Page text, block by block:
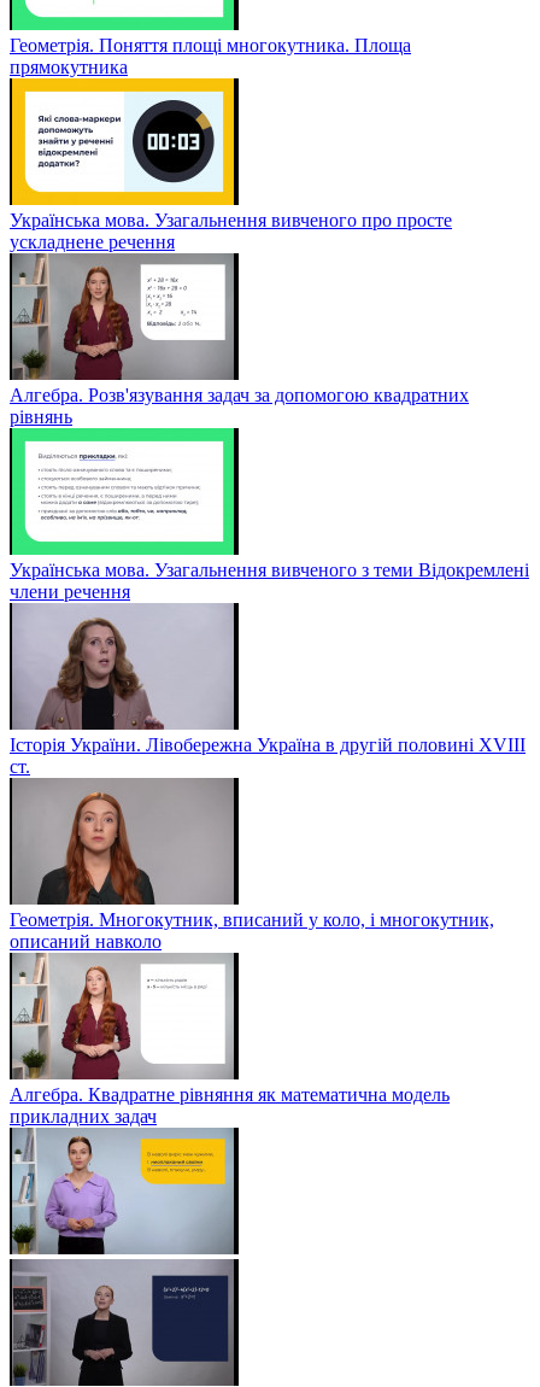
Геометрія. Поняття площі многокутника. Площа
прямокутника
Українська мова. Узагальнення вивченого про просте
ускладнене речення
Алгебра. Розв'язування задач за допомогою квадратних
рівнянь
Українська мова. Узагальнення вивченого з теми Відокремлені
члени речення
Історія України. Лівобережна Україна в другій половині ХVIIІ
ст.
Геометрія. Многокутник, вписаний у коло, і многокутник,
описаний навколо
Алгебра. Квадратне рівняння як математична модель
прикладних задач